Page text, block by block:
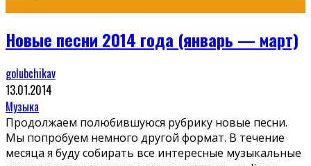
Новые песни 2014 года (январь — март)
golubchikav
13.01.2014
Музыка
Продолжаем полюбившуюся рубрику новые песни.
Мы попробуем немного другой формат. В течение
месяца я буду собирать все интересные музыкальные